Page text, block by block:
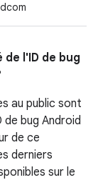
l'ID de bug
au public sont
bug Android
de ce
derniers
sur le